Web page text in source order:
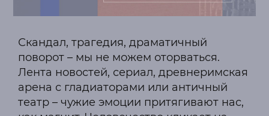
Скандал, трагедия, драматичный
поворот – мы не можем оторваться.
Лента новостей, сериал, древнеримская
арена с гладиаторами или античный
театр – чужие эмоции притягивают нас,